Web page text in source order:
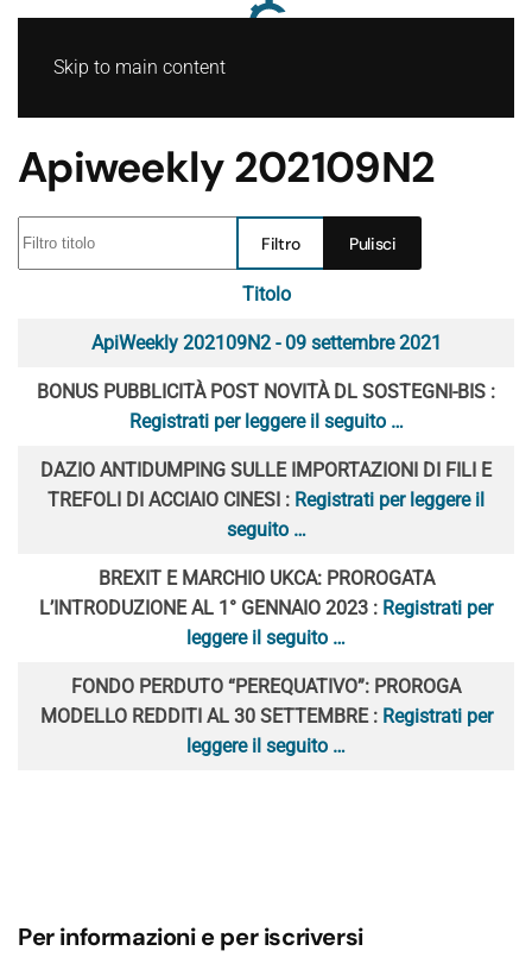
Skip to main content
Apiweekly 202109N2
Filtro Pulisci
Titolo
ApiWeekly 202109N2 - 09 settembre 2021
BONUS PUBBLICITÀ POST NOVITÀ DL SOSTEGNI-BIS :
Registrati per leggere il seguito …
DAZIO ANTIDUMPING SULLE IMPORTAZIONI DI FILI E
TREFOLI DI ACCIAIO CINESI : Registrati per leggere il
seguito …
BREXIT E MARCHIO UKCA: PROROGATA
L’INTRODUZIONE AL 1° GENNAIO 2023 : Registrati per
leggere il seguito …
FONDO PERDUTO “PEREQUATIVO”: PROROGA
MODELLO REDDITI AL 30 SETTEMBRE : Registrati per
leggere il seguito …
Per informazioni e per iscriversi